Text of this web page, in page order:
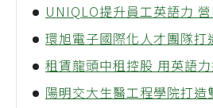
UNIQLO提升員工英語力
環旭電子國際化人才團隊打
租賃龍頭中租控股 用英語
陽明交大生醫工程學院打造